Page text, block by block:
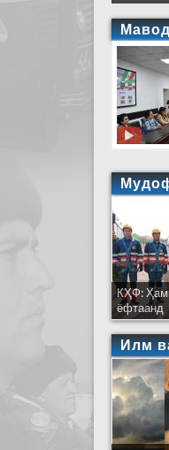
КҲФ:
ёфтаанд
Илм